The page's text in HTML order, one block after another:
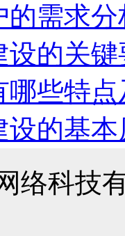
的需求
设的关
哪些特
设的基本
络科